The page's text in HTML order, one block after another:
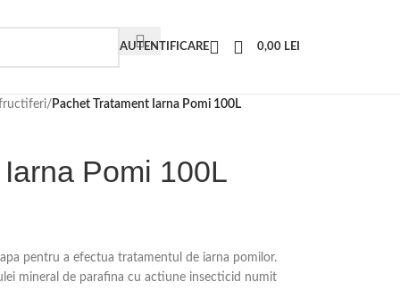
AUTENTIFICARE 0,00 LEI
fructiferi/ Pachet Tratament Iarna Pomi 100L
Pomi 100L
pentru a efectua tratamentul de iarna pomilor.
mineral de parafina cu actiune insecticid numit